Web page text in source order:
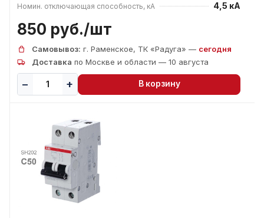
Номин. отключающая способность, кА 4,5 кА
850 руб./шт
Самовывоз: г. Раменское, ТК «Радуга» — сегодня
Доставка по Москве и области — 10 августа
В корзину